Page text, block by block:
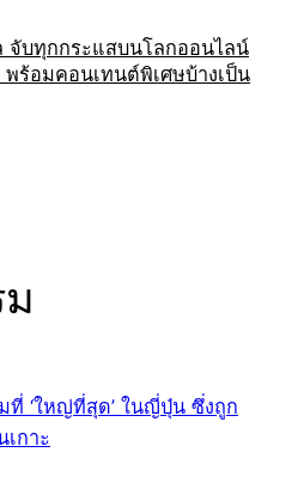
จับทุกกระแสบนโลกออนไลน์
ร้อมคอนเทนต์พิเศษบ้างเป็น